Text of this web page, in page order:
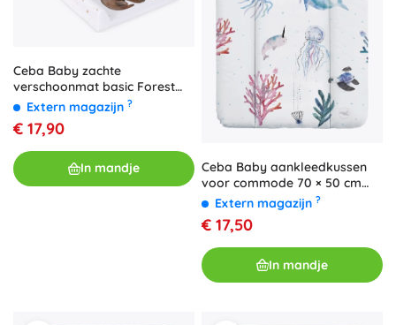
Ceba Baby zachte
verschoonmat basic Forest
Friends 50 × 70 cm
Extern magazijn ?
€ 17,90
In mandje
Ceba Baby aankleedkussen
voor commode 70 × 50 cm
Watercolor World Ocean
Extern magazijn ?
€ 17,50
In mandje